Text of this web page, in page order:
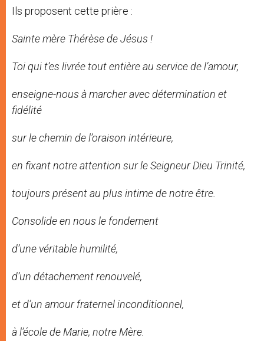
Ils proposent cette prière :
Sainte mère Thérèse de Jésus !
Toi qui t’es livrée tout entière au service de l’amour,
enseigne-nous à marcher avec détermination et
fidélité
sur le chemin de l’oraison intérieure,
en fixant notre attention sur le Seigneur Dieu Trinité,
toujours présent au plus intime de notre être.
Consolide en nous le fondement
d’une véritable humilité,
d’un détachement renouvelé,
et d’un amour fraternel inconditionnel,
à l’école de Marie, notre Mère.